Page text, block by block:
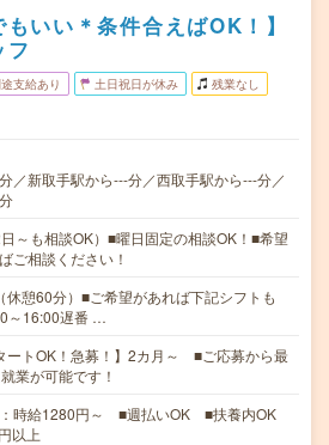
もいい＊条件合えばOK！】
フ
支給あり 土日祝日が休み 残業なし
／新取手駅から---分／西取手駅から---分／
～も相談OK）■曜日固定の相談OK！■希望
ご相談ください！
休憩60分）■ご希望があれば下記シフトも
～16:00遅番 …
ートOK！急募！】2カ月～ ■ご応募から最
業が可能です！
：時給1280円～ ■週払いOK ■扶養内OK
以上